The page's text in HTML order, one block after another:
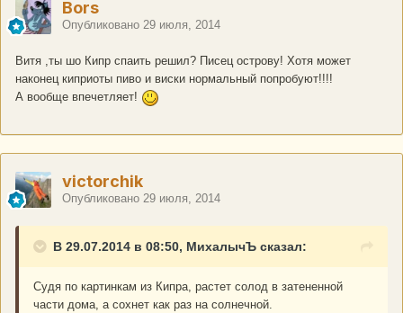
Bors
Опубликовано 29 июля, 2014
Витя ,ты шо Кипр спаить решил? Писец острову! Хотя может
наконец киприоты пиво и виски нормальный попробуют!!!!
А вообще впечетляет!
victorchik
Опубликовано 29 июля, 2014
В 29.07.2014 в 08:50, МихалычЪ сказал:
Судя по картинкам из Кипра, растет солод в затененной
части дома, а сохнет как раз на солнечной.